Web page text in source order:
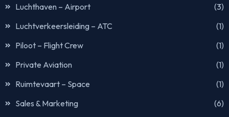
Luchthaven – Airport
(3)
Luchtverkeersleiding – ATC
(1)
Piloot – Flight Crew
(1)
Private Aviation
(1)
Ruimtevaart – Space
(1)
Sales & Marketing
(6)